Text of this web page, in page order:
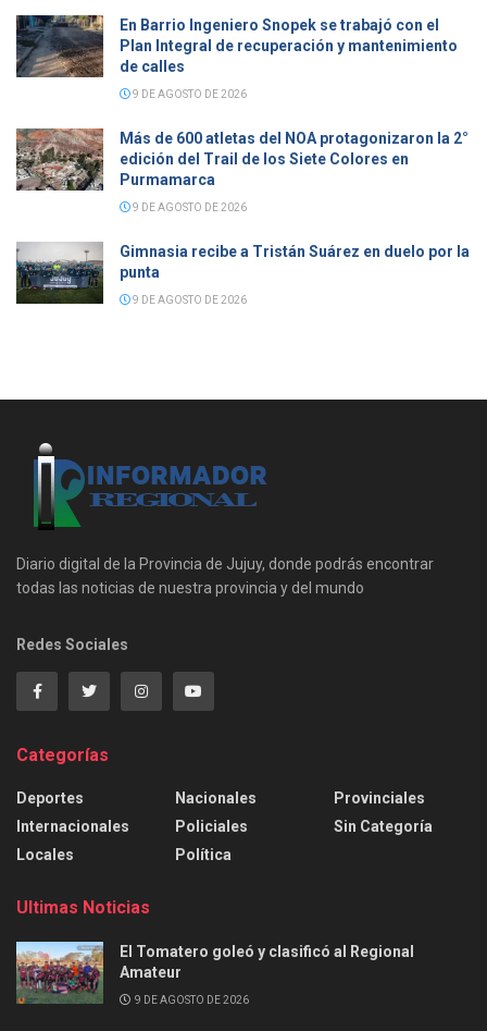
En Barrio Ingeniero Snopek se trabajó con el
Plan Integral de recuperación y mantenimiento
de calles
9 DE AGOSTO DE 2026
Más de 600 atletas del NOA protagonizaron la 2°
edición del Trail de los Siete Colores en
Purmamarca
9 DE AGOSTO DE 2026
Gimnasia recibe a Tristán Suárez en duelo por la
punta
9 DE AGOSTO DE 2026
Diario digital de la Provincia de Jujuy, donde podrás encontrar
todas las noticias de nuestra provincia y del mundo
Redes Sociales
Categorías
Deportes
Internacionales
Locales
Nacionales
Policiales
Política
Provinciales
Sin Categoría
Ultimas Noticias
El Tomatero goleó y clasificó al Regional
Amateur
9 DE AGOSTO DE 2026